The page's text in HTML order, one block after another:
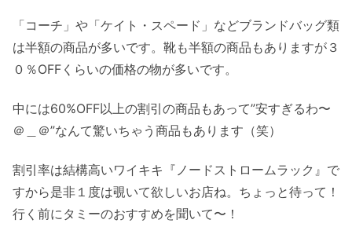
「コーチ」や「ケイト・スペード」などブランドバッグ類
は半額の商品が多いです。靴も半額の商品もありますが３
０％OFFくらいの価格の物が多いです。
中には60%OFF以上の割引の商品もあって”安すぎるわ〜
＠＿＠”なんて驚いちゃう商品もあります（笑）
割引率は結構高いワイキキ『ノードストロームラック』で
すから是非１度は覗いて欲しいお店ね。ちょっと待って！
行く前にタミーのおすすめを聞いて〜！